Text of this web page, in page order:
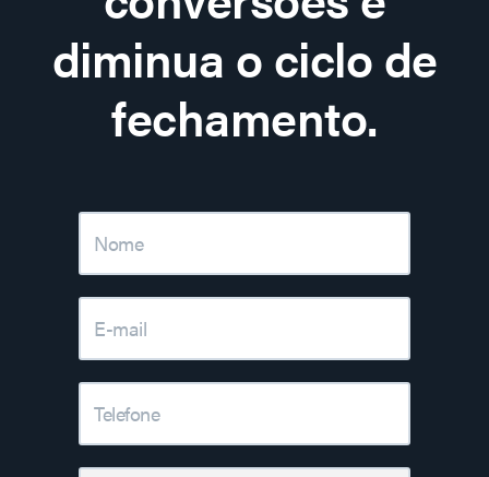
diminua o ciclo de
fechamento.